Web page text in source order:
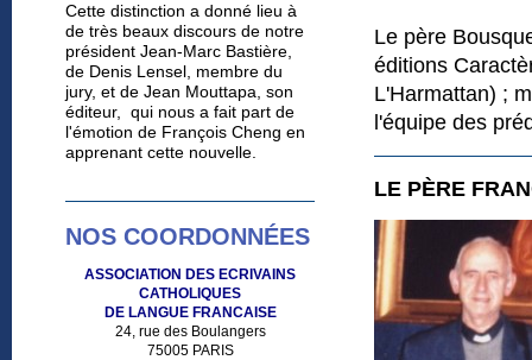
Cette distinction a donné lieu à
de très beaux discours de notre
président Jean-Marc Bastière,
de Denis Lensel, membre du
jury, et de Jean Mouttapa, son
éditeur, qui nous a fait part de
l'émotion de François Cheng en
apprenant cette nouvelle.
NOS COORDONNÉES
ASSOCIATION DES ECRIVAINS
CATHOLIQUES
DE LANGUE FRANCAISE
24, rue des Boulangers
75005 PARIS
Le père
éditions
L'Harmattan) ;
l'équipe des
LE PÈRE